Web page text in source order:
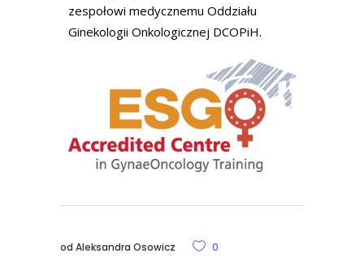
zespołowi medycznemu Oddziału
Ginekologii Onkologicznej DCOPiH.
od Aleksandra Osowicz 0